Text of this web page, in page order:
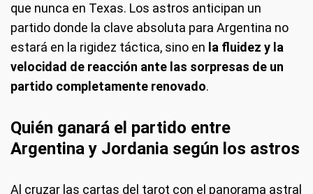
que nunca en Texas. Los astros anticipan un
partido donde la clave absoluta para Argentina no
estará en la rigidez táctica, sino en la fluidez y la
velocidad de reacción ante las sorpresas de un
partido completamente renovado.
Quién ganará el partido entre
Argentina y Jordania según los astros
Al cruzar las cartas del tarot con el panorama astral